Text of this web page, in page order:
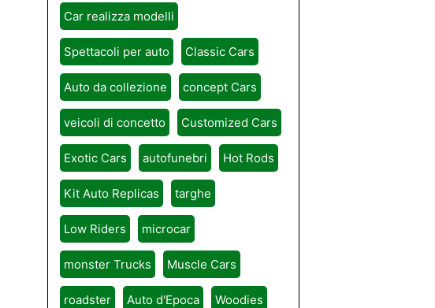
Car realizza modelli
Spettacoli per auto Classic Cars
Auto da collezione concept Cars
veicoli di concetto Customized Cars
Exotic Cars autofunebri Hot Rods
Kit Auto Replicas targhe
Low Riders microcar
monster Trucks Muscle Cars
roadster Auto d'Epoca Woodies